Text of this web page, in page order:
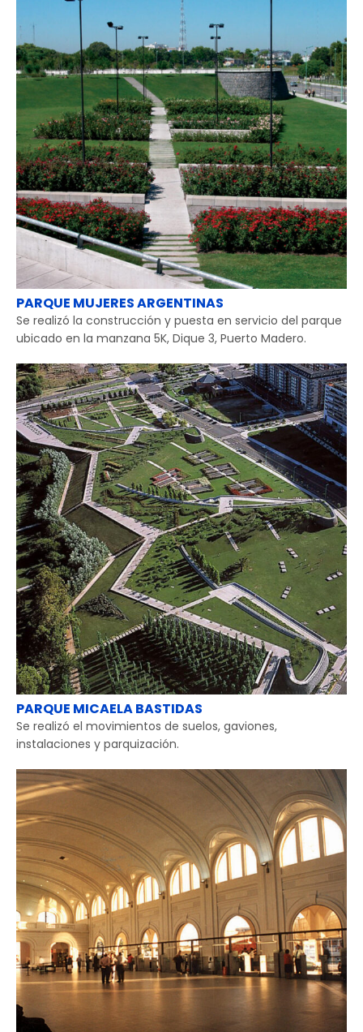
PARQUE MUJERES ARGENTINAS
Se realizó la construcción y puesta en servicio del parque
ubicado en la manzana 5K, Dique 3, Puerto Madero.
PARQUE MICAELA BASTIDAS
Se realizó el movimientos de suelos, gaviones,
instalaciones y parquización.